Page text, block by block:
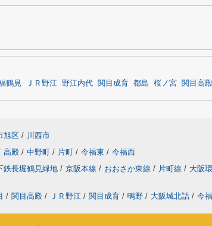
鶴見 ＪＲ野江 野江内代 関目成育 都島 桜ノ宮 関目高殿
旭区 / 川西市
高殿 / 中野町 / 片町 / 今福東 / 今福西
鉄長堀鶴見緑地 / 京阪本線 / おおさか東線 / 片町線 / 大阪
/ 関目高殿 / ＪＲ野江 / 関目成育 / 鴫野 / 大阪城北詰 / 今